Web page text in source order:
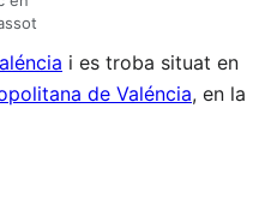
i es troba situat en
de Valéncia, en la